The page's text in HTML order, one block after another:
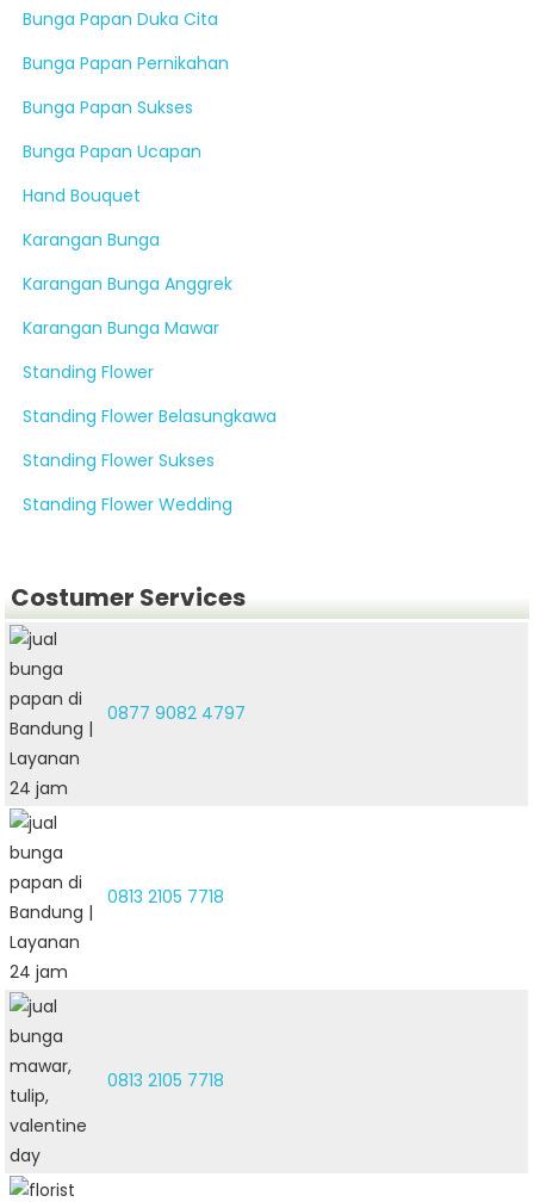
Bunga Papan Duka Cita
Bunga Papan Pernikahan
Bunga Papan Sukses
Bunga Papan Ucapan
Hand Bouquet
Karangan Bunga
Karangan Bunga Anggrek
Karangan Bunga Mawar
Standing Flower
Standing Flower Belasungkawa
Standing Flower Sukses
Standing Flower Wedding
Costumer Services
0877 9082 4797
0813 2105 7718
0813 2105 7718